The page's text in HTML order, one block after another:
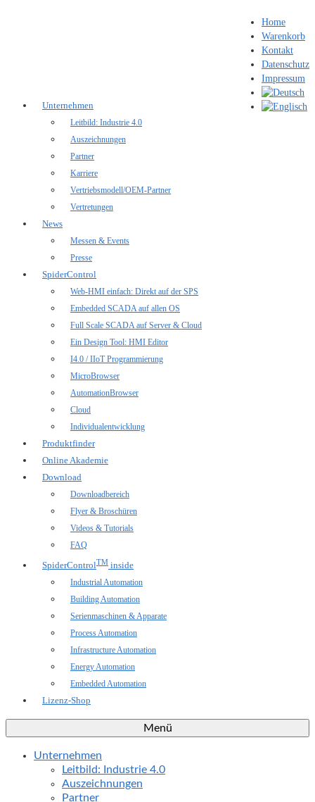
Home
Warenkorb
Kontakt
Datenschutz
Impressum
Unternehmen
Leitbild: Industrie 4.0
Auszeichnungen
Partner
Karriere
Vertriebsmodell/OEM-Partner
Vertretungen
News
Messen & Events
Presse
SpiderControl
Web-HMI einfach: Direkt auf der SPS
Embedded SCADA auf allen OS
Full Scale SCADA auf Server & Cloud
Ein Design Tool: HMI Editor
I4.0 / IIoT Programmierung
MicroBrowser
AutomationBrowser
Cloud
Individualentwicklung
Produktfinder
Online Akademie
Download
Downloadbereich
Flyer & Broschüren
Videos & Tutorials
FAQ
SpiderControlTM inside
Industrial Automation
Building Automation
Serienmaschinen & Apparate
Process Automation
Infrastructure Automation
Energy Automation
Embedded Automation
Lizenz-Shop
Menü
Unternehmen
Leitbild: Industrie 4.0
Auszeichnungen
Partner